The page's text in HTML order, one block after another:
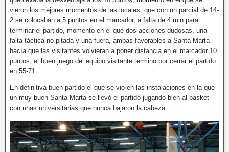
vieron los mejores momentos de las locales, que con un parcial de 14-
2 se colocaban a 5 puntos en el marcador, a falta de 4 min para
terminar el partido, momento en el que dos acciones dudosas, una
falta táctica no pitada y una fuera, ambas favorables a Santa Marta
hacía que las visitantes volvieran a poner distancia en el marcador 10
puntos, el buen juego del equipo visitante termino por cerrar el partido
en 55-71.
En definitiva buen partido el que se vio en las instalaciones en la que
un muy buen Santa Marta se llevó el partido jugando bien al basket
con unas universitarias que nunca bajaron la cabeza.